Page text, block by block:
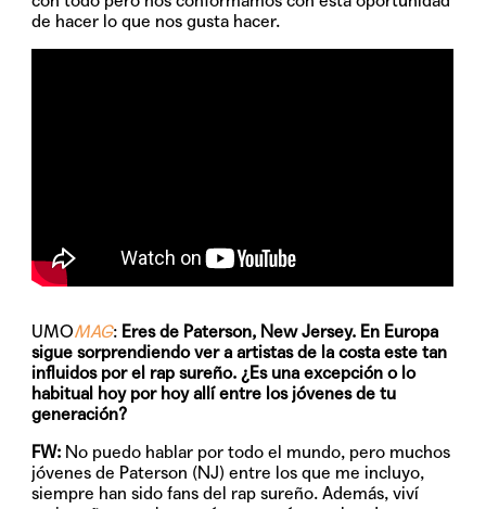
de hacer lo que nos gusta hacer.
UMOMAG: Eres de Paterson, New Jersey. En Europa
sigue sorprendiendo ver a artistas de la costa este tan
influidos por el rap sureño. ¿Es una excepción o lo
habitual hoy por hoy allí entre los jóvenes de tu
generación?
FW: No puedo hablar por todo el mundo, pero muchos
jóvenes de Paterson (NJ) entre los que me incluyo,
siempre han sido fans del rap sureño. Además, viví